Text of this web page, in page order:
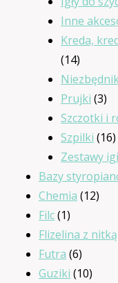
Inne
Kreda,
1414
Prujki 33
Szczotki i
Szpilki 1616
Zestawy
Bazy
Chemia 1212
Filc 11
produkt
Flizelina z nitką
Futra 66
Guziki 1010